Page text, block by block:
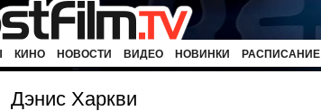
КИНО НОВОСТИ ВИДЕО НОВИНКИ РАСПИСАНИЕ
Дэнис Харкви